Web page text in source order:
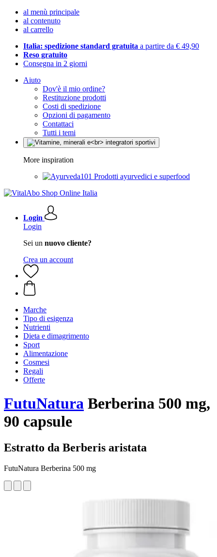
al menù principale
al contenuto
al carrello
Italia: spedizione standard gratuita a partire da € 49,90
Reso gratuito
Consegna in 2 giorni
Aiuto
Dov'è il mio ordine?
Restituzione prodotti
Costi di spedizione
Opzioni di pagamento
Contattaci
Tutti i temi
More inspiration
Prodotti ayurvedici e superfood
Login
Login
Sei un nuovo cliente?
Crea un account
Marche
Tipo di esigenza
Nutrienti
Dieta e dimagrimento
Sport
Alimentazione
Cosmesi
Regali
Offerte
FutuNatura Berberina 500 mg,
90 capsule
Estratto da Berberis aristata
FutuNatura Berberina 500 mg